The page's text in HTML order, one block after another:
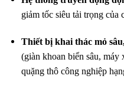
giảm tốc siêu tải trọng của
Thiết bị khai thác mỏ
(giàn khoan biển sâu, máy
quặng thô công nghiệp